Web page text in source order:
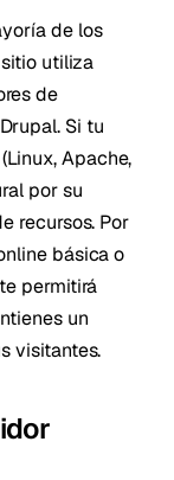
de los
utiliza
de
Si tu
Apache,
por su
recursos. Por
básica o
permitirá
un
visitantes.